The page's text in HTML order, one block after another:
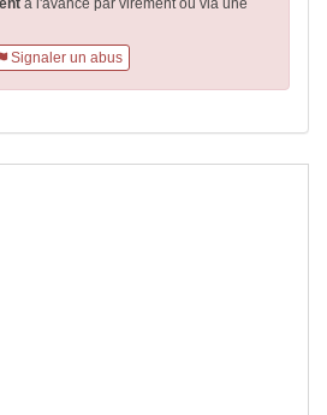
à l'avance par virementou via une
Signaler un abus